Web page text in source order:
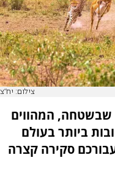
צילום: יח"צ
שבשטחה, המהווים
ביותר בעולם
סקירה קצרה